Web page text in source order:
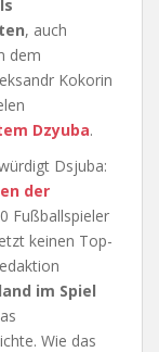
, auch
dem
Kokorin
Dzyuba.
Dsjuba:
der
Fußballspieler
keinen Top-
im Spiel
Wie das